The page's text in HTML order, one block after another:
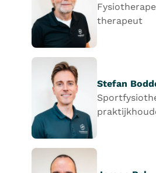
therapeut
Stefan